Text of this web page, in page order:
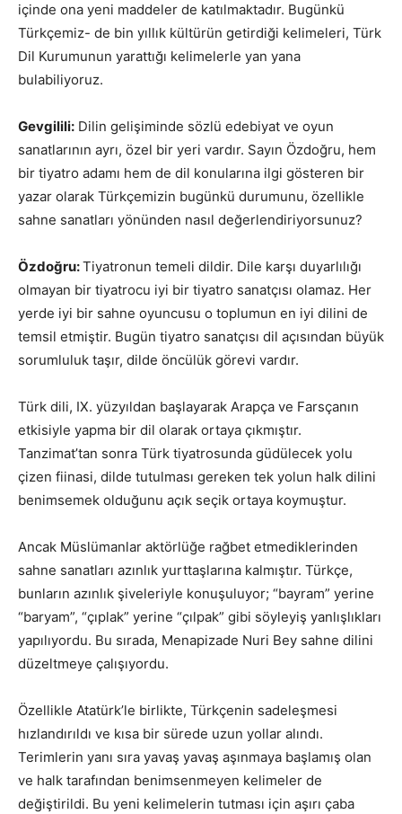
içinde ona yeni maddeler de katılmaktadır. Bugünkü
Türkçemiz- de bin yıllık kültürün getirdiği kelimeleri, Türk
Dil Kurumunun yarattığı kelimelerle yan yana
bulabiliyoruz.
Gevgilili: Dilin gelişiminde sözlü edebiyat ve oyun
sanatlarının ayrı, özel bir yeri vardır. Sayın Özdoğru, hem
bir tiyatro adamı hem de dil konularına ilgi gösteren bir
yazar olarak Türkçemizin bugünkü durumunu, özellikle
sahne sanatları yönünden nasıl değerlendiriyorsunuz?
Özdoğru:Tiyatronun temeli dildir. Dile karşı duyarlılığı
olmayan bir tiyatrocu iyi bir tiyatro sanatçısı olamaz. Her
yerde iyi bir sahne oyuncusu o toplumun en iyi dilini de
temsil etmiştir. Bugün tiyatro sanatçısı dil açısından büyük
sorumluluk taşır, dilde öncülük görevi vardır.
Türk dili, IX. yüzyıldan başlayarak Arapça ve Farsçanın
etkisiyle yapma bir dil olarak ortaya çıkmıştır.
Tanzimat’tan sonra Türk tiyatrosunda güdülecek yolu
çizen fiinasi, dilde tutulması gereken tek yolun halk dilini
benimsemek olduğunu açık seçik ortaya koymuştur.
Ancak Müslümanlar aktörlüğe rağbet etmediklerinden
sahne sanatları azınlık yurttaşlarına kalmıştır. Türkçe,
bunların azınlık şiveleriyle konuşuluyor; “bayram” yerine
“baryam”, “çıplak” yerine “çılpak” gibi söyleyiş yanlışlıkları
yapılıyordu. Bu sırada, Menapizade Nuri Bey sahne dilini
düzeltmeye çalışıyordu.
Özellikle Atatürk’le birlikte, Türkçenin sadeleşmesi
hızlandırıldı ve kısa bir sürede uzun yollar alındı.
Terimlerin yanı sıra yavaş yavaş aşınmaya başlamış olan
ve halk tarafından benimsenmeyen kelimeler de
değiştirildi. Bu yeni kelimelerin tutması için aşırı çaba